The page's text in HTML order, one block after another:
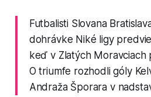
Futbalisti Slovana
dohrávke Niké ligy
keď v Zlatých Moravciach
O triumfe rozhodli góly
Andraža Šporara v